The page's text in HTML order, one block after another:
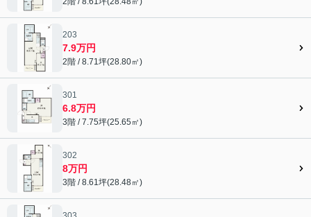
203
7.9万円
2階 / 8.71坪(28.80㎡)
301
6.8万円
3階 / 7.75坪(25.65㎡)
302
8万円
3階 / 8.61坪(28.48㎡)